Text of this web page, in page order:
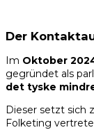
Der
Im Oktober
gegründet als
det tyske
Dieser setzt sich
Folketing